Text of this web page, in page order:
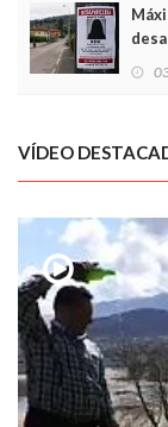
VÍDEO